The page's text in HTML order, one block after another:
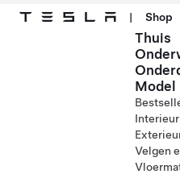
| Shop
Thuis
Model
Interieur
Velgen